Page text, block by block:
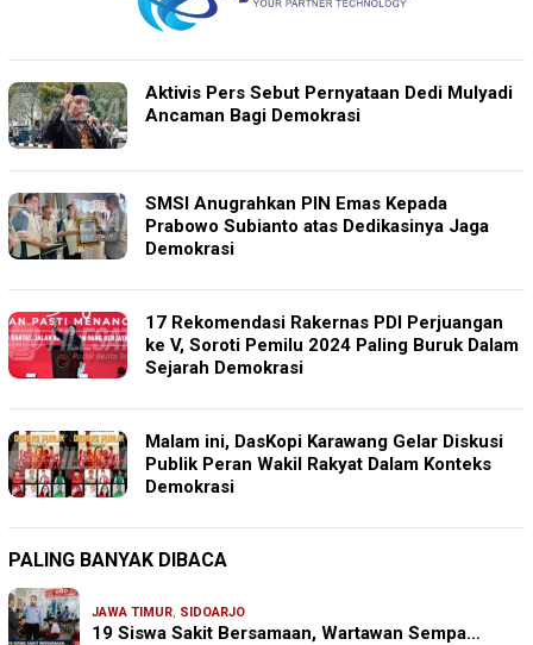
Aktivis Pers Sebut Pernyataan Dedi Mulyadi
Ancaman Bagi Demokrasi
SMSI Anugrahkan PIN Emas Kepada
Prabowo Subianto atas Dedikasinya Jaga
Demokrasi
17 Rekomendasi Rakernas PDI Perjuangan
ke V, Soroti Pemilu 2024 Paling Buruk Dalam
Sejarah Demokrasi
Malam ini, DasKopi Karawang Gelar Diskusi
Publik Peran Wakil Rakyat Dalam Konteks
Demokrasi
PALING BANYAK DIBACA
JAWA TIMUR, SIDOARJO
19 Siswa Sakit Bersamaan, Wartawan Sempa…